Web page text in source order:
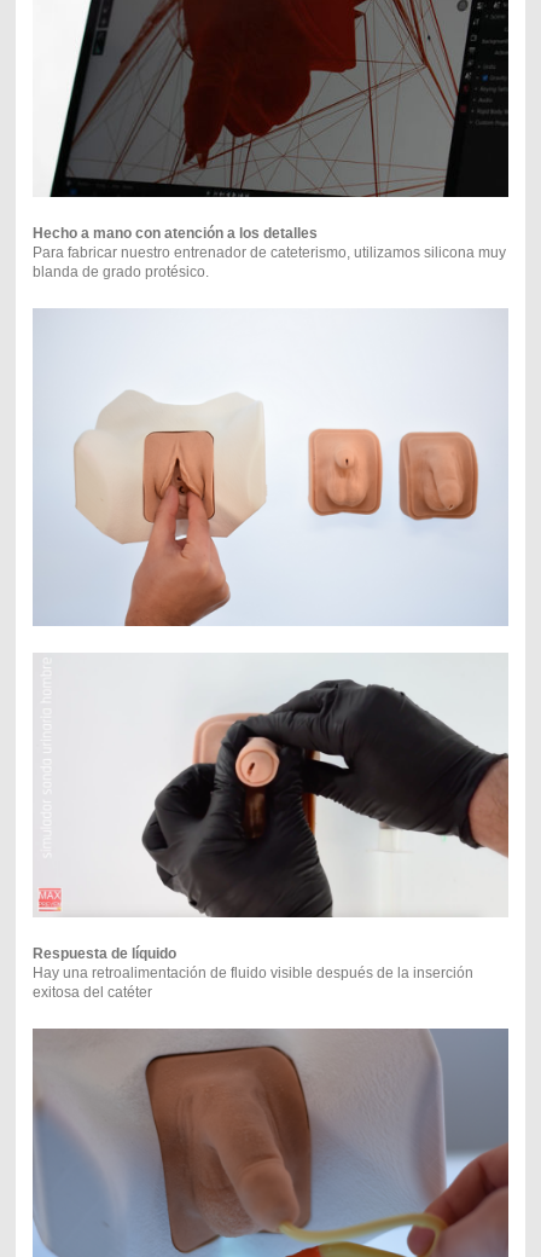
Hecho a mano con atención a los detalles
Para fabricar nuestro entrenador de cateterismo, utilizamos silicona muy
blanda de grado protésico.
Respuesta de líquido
Hay una retroalimentación de fluido visible después de la inserción
exitosa del catéter